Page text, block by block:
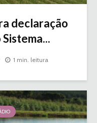
declaração
1 min. leitura